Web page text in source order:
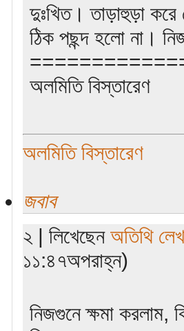
দুঃখিত। তাড়াহুড়া
ঠিক পছন্দ হলো না।
অলমিতি বিস্তারেণ
অলমিতি বিস্তারেণ
জবাব
২ | লিখেছেন অতিথি
১১:৪৭অপরাহ্ন)
নিজগুনে ক্ষমা করলাম,